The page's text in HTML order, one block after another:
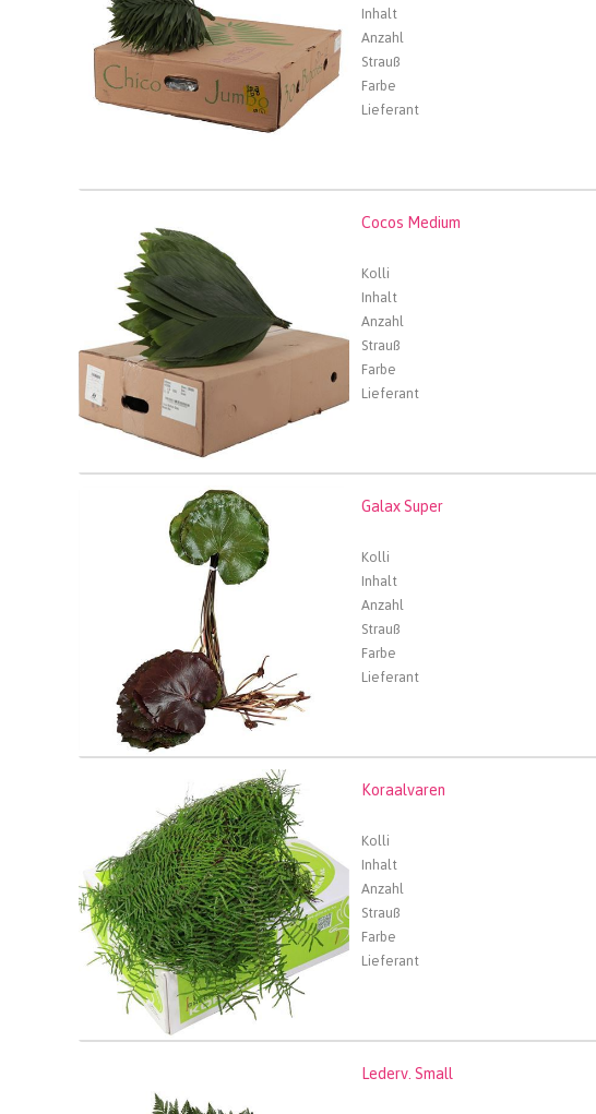
Inhalt
Anzahl
Strauß
Farbe
Lieferant
Cocos Medium
Kolli
Inhalt
Anzahl
Strauß
Farbe
Lieferant
Cocos Medium
Wählen Sie zuerst ein Abfartdatum.
Galax Super
Kolli
Inhalt
Anzahl
Strauß
Farbe
Lieferant
Galax Super
Wählen Sie zuerst ein Abfartdatum.
Koraalvaren
Kolli
Inhalt
Anzahl
Strauß
Farbe
Lieferant
Koraalvaren
Wählen Sie zuerst ein Abfartdatum.
Lederv. Small
Wählen Sie zuerst ein Abfartdatum.